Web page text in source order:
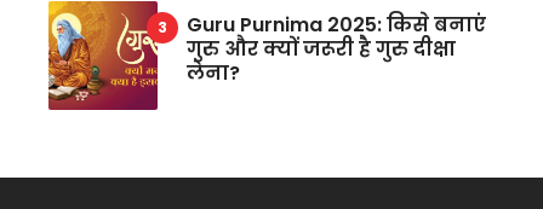
Guru Purnima 2025: किसे बनाएं
गुरु और क्यों जरूरी है गुरु दीक्षा
लेना?